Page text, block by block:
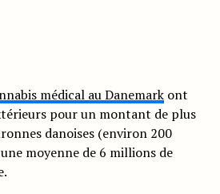
médical au Danemarkont
pour un montant de plus
danoises (environ 200
moyenne de 6 millions de